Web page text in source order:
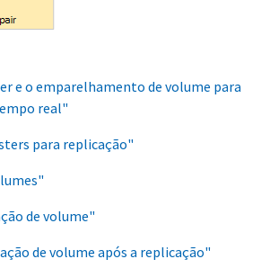
e o emparelhamento de volume para
real"
para replicação"
de volume"
de volume após a replicação"